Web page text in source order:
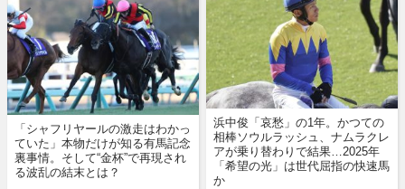
「シャフリヤールの激走はわかっ
ていた」本物だけが知る有馬記念
裏事情。そして“金杯”で再現され
る波乱の結末とは？
浜中俊「哀愁」の1年。かつての
相棒ソウルラッシュ、ナムラクレ
アが乗り替わりで結果…2025年
「希望の光」は世代屈指の快速馬
か